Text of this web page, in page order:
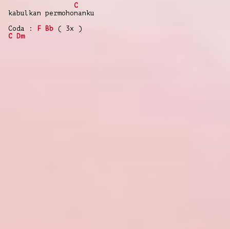
C
kabulkan permohonanku
Coda :
F Bb ( 3x )
C Dm